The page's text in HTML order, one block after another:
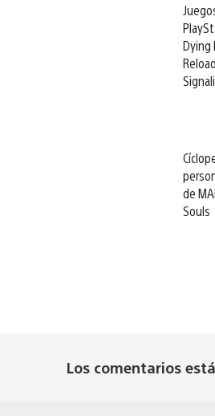
Dying
de
Souls
Los comentarios